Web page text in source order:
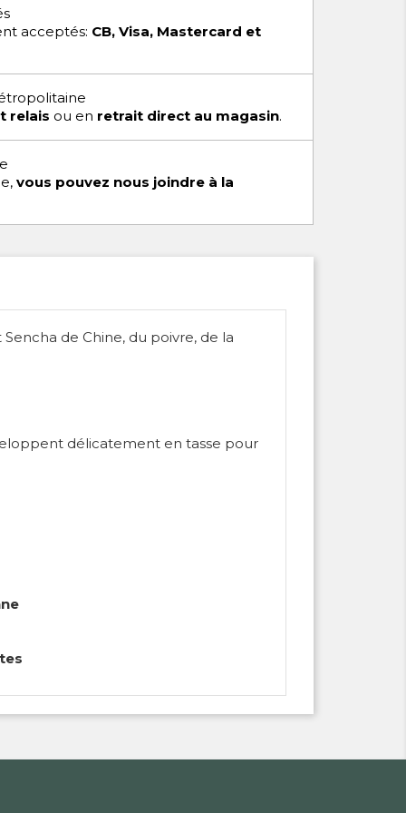
acceptés: CB, Visa, Mastercard et
relais ou en retrait direct au magasin.
vous pouvez nous joindre à la
de Chine, du poivre, de la
délicatement en tasse pour